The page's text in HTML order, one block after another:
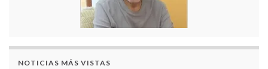
NOTICIAS MÁS VISTAS